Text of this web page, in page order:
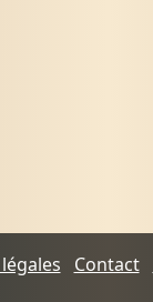
Contact